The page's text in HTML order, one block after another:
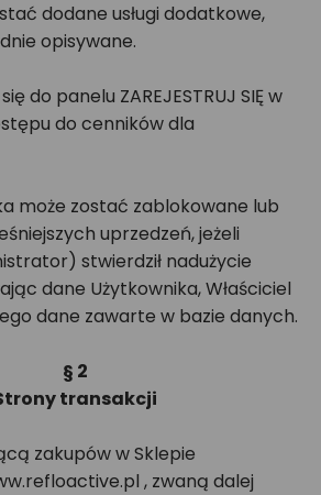
dodane usługi dodatkowe,
opisywane.
do panelu ZAREJESTRUJ SIĘ w
do cenników dla
może zostać zablokowane lub
uprzedzeń, jeżeli
stwierdził nadużycie
dane Użytkownika, Właściciel
dane zawarte w bazie danych.
§ 2
transakcji
zakupów w Sklepie
, zwaną dalej